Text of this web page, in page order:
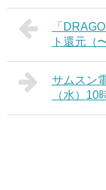
「
ト還元（
サムスン
（水）10